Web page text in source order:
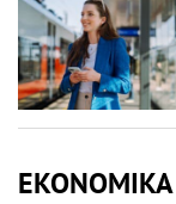
EKONOMIKA